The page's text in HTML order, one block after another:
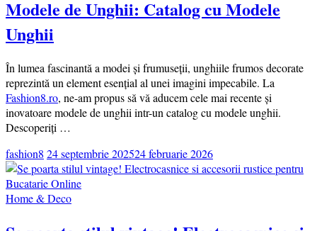
Modele de Unghii: Catalog cu Modele
Unghii
În lumea fascinantă a modei și frumuseții, unghiile frumos decorate
reprezintă un element esențial al unei imagini impecabile. La
Fashion8.ro, ne-am propus să vă aducem cele mai recente și
inovatoare modele de unghii intr-un catalog cu modele unghii.
Descoperiți …
fashion8 24 septembrie 202524 februarie 2026
Home & Deco